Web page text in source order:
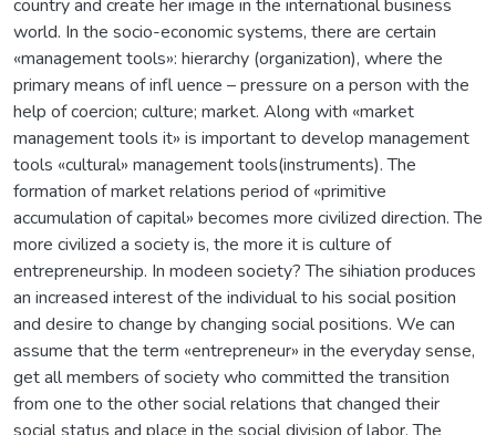
country and create her image in the international business
world. In the socio-economic systems, there are certain
«management tools»: hierarchy (organization), where the
primary means of infl uence – pressure on a person with the
help of coercion; culture; market. Along with «market
management tools it» is important to develop management
tools «cultural» management tools(instruments). The
formation of market relations period of «primitive
accumulation of capital» becomes more civilized direction. The
more civilized a society is, the more it is culture of
entrepreneurship. In modeen society? The sihiation produces
an increased interest of the individual to his social position
and desire to change by changing social positions. We can
assume that the term «entrepreneur» in the everyday sense,
get all members of society who committed the transition
from one to the other social relations that changed their